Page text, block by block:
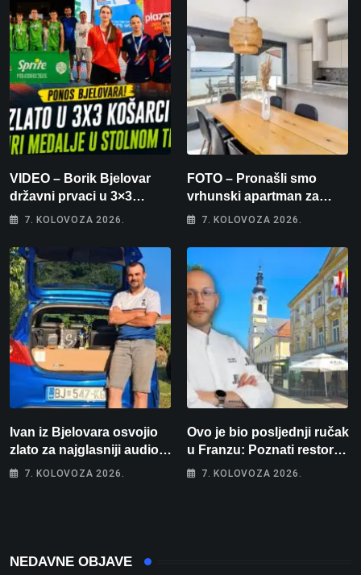
VIDEO – Borik Bjelovar
državni prvaci u 3×3
košarci, Klara Končar je
stolnom tenisu!
7. KOLOVOZA 2026.
FOTO – Pronašli smo
vrhunski apartman za
odmor: Pogled na more, tri
osvaja
7. KOLOVOZA 2026.
Ivan iz Bjelovara osvojio
zlato za najglasniji audio
sustav i srušio osobni
7. KOLOVOZA 2026.
Ovo je bio posljednji ručak
u Franzu: Poznati restoran
otišao u povijest, a
7. KOLOVOZA 2026.
NEDAVNE OBJAVE